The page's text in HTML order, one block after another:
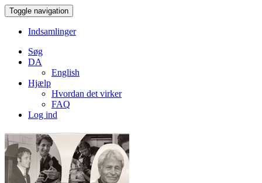
Toggle navigation
Indsamlinger
Søg
DA
English
Hjælp
Hvordan det virker
FAQ
Log ind